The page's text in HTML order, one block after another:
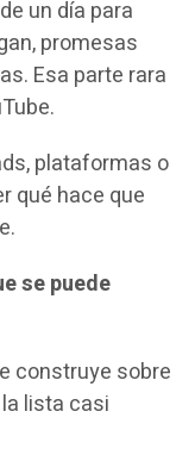
un día para
promesas
Esa parte rara
plataformas o
qué hace que
se puede
construye sobre
lista casi